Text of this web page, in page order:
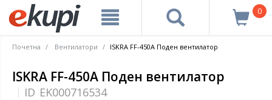
0
Почетна Вентилатори ISKRA FF-450A Поден вентилатор
ISKRA FF-450A Поден вентилатор
ID EK000716534